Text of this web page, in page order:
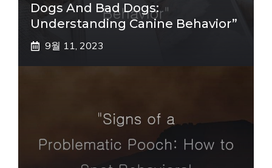
Dogs And Bad Dogs:
Understanding Canine Behavior”
9월 11, 2023